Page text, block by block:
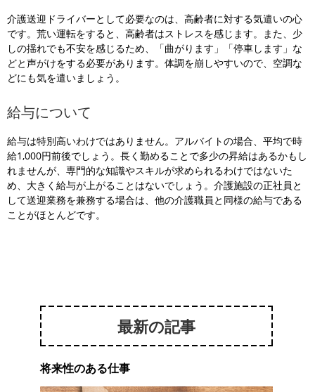
介護送迎ドライバーとして必要なのは、高齢者に対する気遣いの心
です。荒い運転をすると、高齢者はストレスを感じます。また、少
しの揺れでも不安を感じるため、「曲がります」「停車します」な
どと声がけをする必要があります。体調を崩しやすいので、空調な
どにも気を遣いましょう。
給与について
給与は特別高いわけではありません。アルバイトの場合、平均で時
給1,000円前後でしょう。長く勤めることで多少の昇給はあるかもし
れませんが、専門的な知識やスキルが求められるわけではないた
め、大きく給与が上がることはないでしょう。介護施設の正社員と
して送迎業務を兼務する場合は、他の介護職員と同様の給与である
ことがほとんどです。
最新の記事
将来性のある仕事